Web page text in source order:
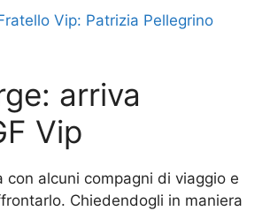
Vip: Patrizia Pellegrino
arriva
Vip
alcuni compagni di viaggio e
Chiedendogli in maniera